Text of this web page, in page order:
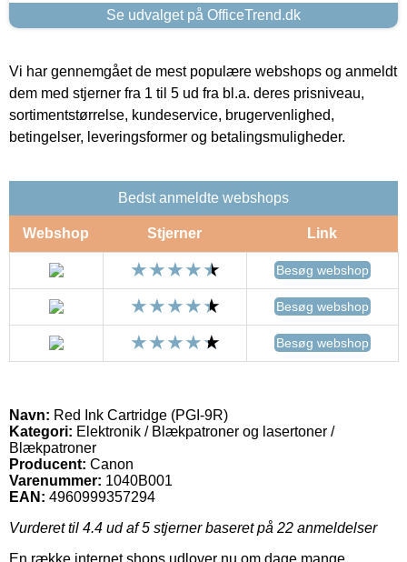
Se udvalget på OfficeTrend.dk
Vi har gennemgået de mest populære webshops og anmeldt
dem med stjerner fra 1 til 5 ud fra bl.a. deres prisniveau,
sortimentstørrelse, kundeservice, brugervenlighed,
betingelser, leveringsformer og betalingsmuligheder.
Bedst anmeldte webshops
Webshop Stjerner Link
Besøg webshop
Besøg webshop
Besøg webshop
Navn: Red Ink Cartridge (PGI-9R)
Kategori: Elektronik / Blækpatroner og lasertoner /
Blækpatroner
Producent: Canon
Varenummer: 1040B001
EAN: 4960999357294
Vurderet til 4.4 ud af 5 stjerner baseret på 22 anmeldelser
En række internet shops udlover nu om dage mange